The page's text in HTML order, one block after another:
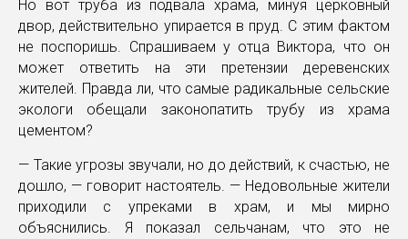
Но вот труба из подвала храма, минуя церковный
двор, действительно упирается в пруд. С этим фактом
не поспоришь. Спрашиваем у отца Виктора, что он
может ответить на эти претензии деревенских
жителей. Правда ли, что самые радикальные сельские
экологи обещали законопатить трубу из храма
цементом?
— Такие угрозы звучали, но до действий, к счастью, не
дошло, — говорит настоятель. — Недовольные жители
приходили с упреками в храм, и мы мирно
объяснились. Я показал сельчанам, что это не